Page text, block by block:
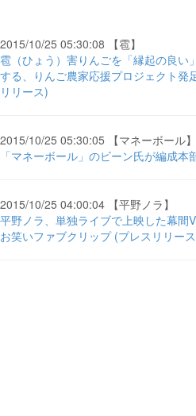
2015/10/25 05:30:08 【雹】
雹（ひょう）害りんごを「縁起の良い
する、りんご農家応援プロジェクト発
リリース)
2015/10/25 05:30:05 【マネーボール】
「マネーボール」のビーン氏が編成
2015/10/25 04:00:04 【平野ノラ】
平野ノラ、単独ライブで上映した幕間
お笑いファブクリップ (プレスリリー